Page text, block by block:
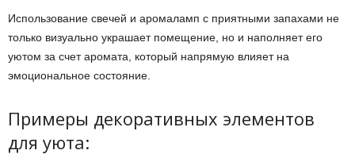
Использование свечей и аромаламп с приятными запахами не
только визуально украшает помещение, но и наполняет его
уютом за счет аромата, который напрямую влияет на
эмоциональное состояние.
Примеры декоративных элементов
для уюта: